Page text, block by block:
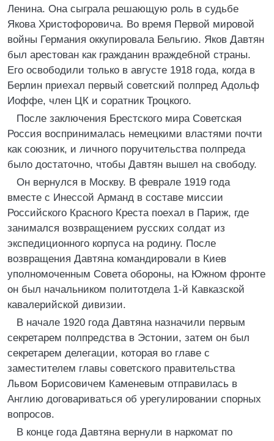
Ленина. Она сыграла решающую роль в судьбе
Якова Христофоровича. Во время Первой мировой
войны Германия оккупировала Бельгию. Яков Давтян
был арестован как гражданин враждебной страны.
Его освободили только в августе 1918 года, когда в
Берлин приехал первый советский полпред Адольф
Иоффе, член ЦК и соратник Троцкого.
После заключения Брестского мира Советская
Россия воспринималась немецкими властями почти
как союзник, и личного поручительства полпреда
было достаточно, чтобы Давтян вышел на свободу.
Он вернулся в Москву. В феврале 1919 года
вместе с Инессой Арманд в составе миссии
Российского Красного Креста поехал в Париж, где
занимался возвращением русских солдат из
экспедиционного корпуса на родину. После
возвращения Давтяна командировали в Киев
уполномоченным Совета обороны, на Южном фронте
он был начальником политотдела 1-й Кавказской
кавалерийской дивизии.
В начале 1920 года Давтяна назначили первым
секретарем полпредства в Эстонии, затем он был
секретарем делегации, которая во главе с
заместителем главы советского правительства
Львом Борисовичем Каменевым отправилась в
Англию договариваться об урегулировании спорных
вопросов.
В конце года Давтяна вернули в наркомат по